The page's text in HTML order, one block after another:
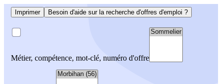
Imprimer Besoin d'aide sur la recherche d'offres d'emploi ?
Métier, compétence, mot-clé, numéro d'offre